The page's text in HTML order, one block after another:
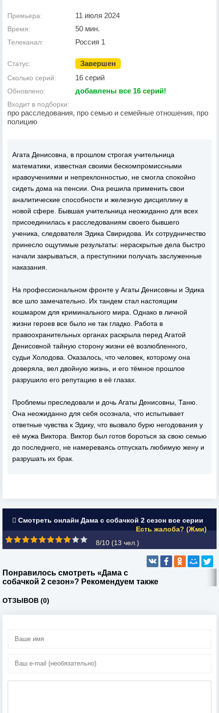
Премьера: 11 июля 2024
Время: 50 мин.
Телеканал: Россия 1
Статус: Завершен
Сколько серий: 16 серий
Обновлено: добавлены все 16 серий!
Входит в подборки:
про расследования, про семью и семейные отношения, про
полицию
Агата Денисовна, в прошлом строгая учительница
математики, известная своими бескомпромиссными
нравоучениями и непреклонностью, не смогла спокойно
сидеть дома на пенсии. Она решила применить свои
аналитические способности и железную дисциплину в
новой сфере. Бывшая учительница неожиданно для всех
присоединилась к расследованиям своего бывшего
ученика, следователя Эдика Свиридова. Их сотрудничество
принесло ощутимые результаты: нераскрытые дела быстро
начали закрываться, а преступники получать заслуженные
наказания.
На профессиональном фронте у Агаты Денисовны и Эдика
все шло замечательно. Их тандем стал настоящим
кошмаром для криминального мира. Однако в личной
жизни героев все было не так гладко. Работа в
правоохранительных органах раскрыла перед Агатой
Денисовной тайную сторону жизни её возлюбленного,
судьи Холодова. Оказалось, что человек, которому она
доверяла, вел двойную жизнь, и его тёмное прошлое
разрушило его репутацию в её глазах.
Проблемы преследовали и дочь Агаты Денисовны, Таню.
Она неожиданно для себя осознала, что испытывает
ответные чувства к Эдику, что вызвало бурю негодования у
её мужа Виктора. Виктор был готов бороться за свою семью
до последнего, не намереваясь отпускать любимую жену и
разрушать их брак.
Смотреть онлайн Дама с собачкой 2 сезон все серии
Есть жалоба? (Жми)
8/10 (13 чел.)
Понравилось смотреть «Дама с
собачкой 2 сезон»? Рекомендуем также
ОТЗЫВОВ (0)